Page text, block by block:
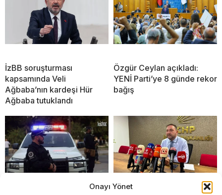
Onayı Yönet
İzBB soruşturması
kapsamında Veli
Ağbaba’nın kardeşi Hür
Ağbaba tutuklandı
Özgür Ceylan açıkladı:
YENİ Parti’ye 8 günde rekor
bağış